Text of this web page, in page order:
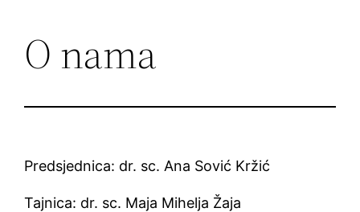
O nama
Predsjednica: dr. sc. Ana Sović Kržić
Tajnica: dr. sc. Maja Mihelja Žaja